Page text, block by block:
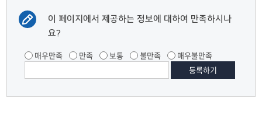
이 페이지에서 제공하는 정보에 대하여 만족하시나
요?
매우만족 만족 보통 불만족 매우불만족